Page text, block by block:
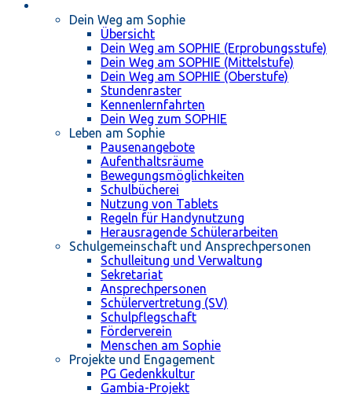
Dein Weg am Sophie
Übersicht
Dein Weg am SOPHIE (Erprobungsstufe)
Dein Weg am SOPHIE (Mittelstufe)
Dein Weg am SOPHIE (Oberstufe)
Stundenraster
Kennenlernfahrten
Dein Weg zum SOPHIE
Leben am Sophie
Pausenangebote
Aufenthaltsräume
Bewegungsmöglichkeiten
Schulbücherei
Nutzung von Tablets
Regeln für Handynutzung
Herausragende Schülerarbeiten
Schulgemeinschaft und Ansprechpersonen
Schulleitung und Verwaltung
Sekretariat
Ansprechpersonen
Schülervertretung (SV)
Schulpflegschaft
Förderverein
Menschen am Sophie
Projekte und Engagement
PG Gedenkkultur
Gambia-Projekt